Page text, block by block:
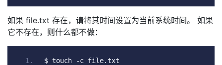
如果 file.txt 存在，请将其时间设置为当前系统时间。 如果
它不存在，则什么都不做：
$ touch -c file. txt